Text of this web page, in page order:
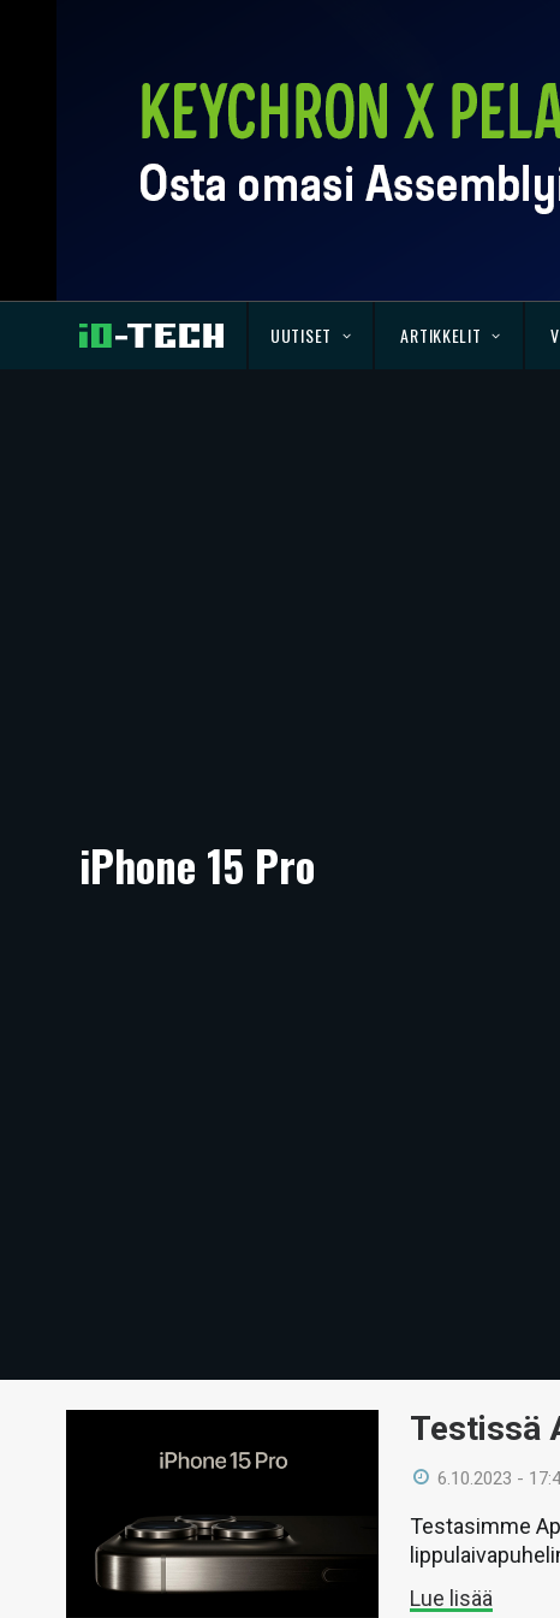
UUTISET ARTIKKELIT
iPhone 15 Pro
Testissä
6.10.2023 -
Testasimme
Lue lisää